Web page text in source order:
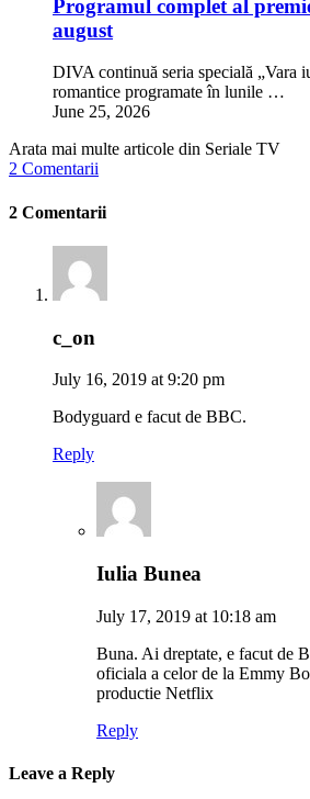
Programul complet al
august
DIVA continuă seria specială „Vara
romantice programate în lunile …
June 25, 2026
Arata mai multe articole din Seriale TV
2 Comentarii
2 Comentarii
c_on
July 16, 2019 at 9:20 pm
Bodyguard e facut de BBC.
Reply
Iulia Bunea
July 17, 2019 at 10:18 am
Buna. Ai dreptate, e facut de
oficiala a celor de la Emmy
productie Netflix
Reply
Leave a Reply